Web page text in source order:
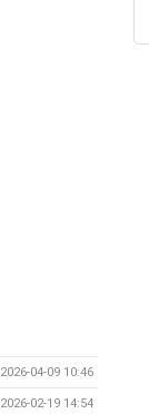
2026-04-09 10:46
2026-02-19 14:54